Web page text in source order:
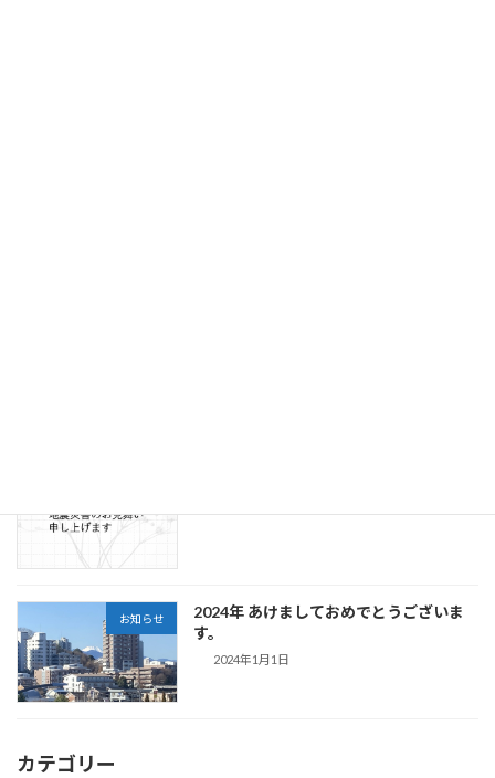
お知らせ
2024年 あけましておめでとうございま
す。
2024年1月1日
カテゴリー